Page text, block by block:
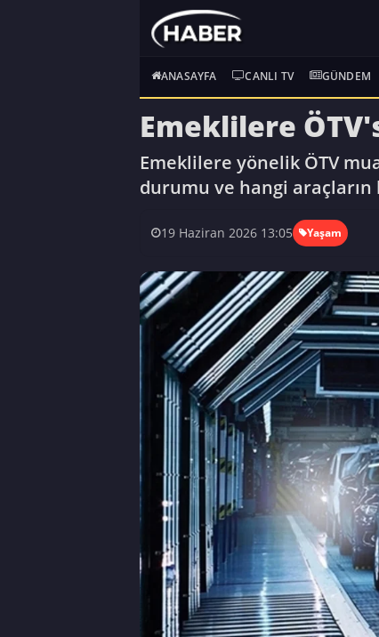
ANASAYFA CANLI TV GÜNDEM
Emeklilere
Emeklilere yönelik ÖTV
durumu ve hangi araçların
19 Haziran 2026 13:05 Yaşam